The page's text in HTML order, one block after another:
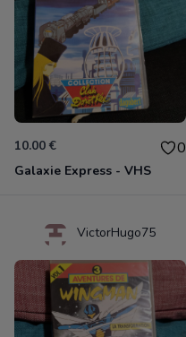
10.00 € 0
Galaxie Express - VHS
VictorHugo75